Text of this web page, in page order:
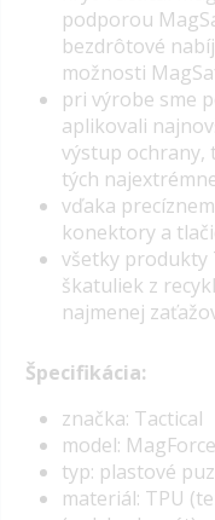
podporou
bezdrôtové
možnosti
pri výrobe sme
aplikovali
výstup ochrany,
tých
vďaka
konektory a
všetky produkty
škatuliek z
najmenej
Špecifikácia:
značka: Tactical
model:
typ: plastové
materiál: TPU